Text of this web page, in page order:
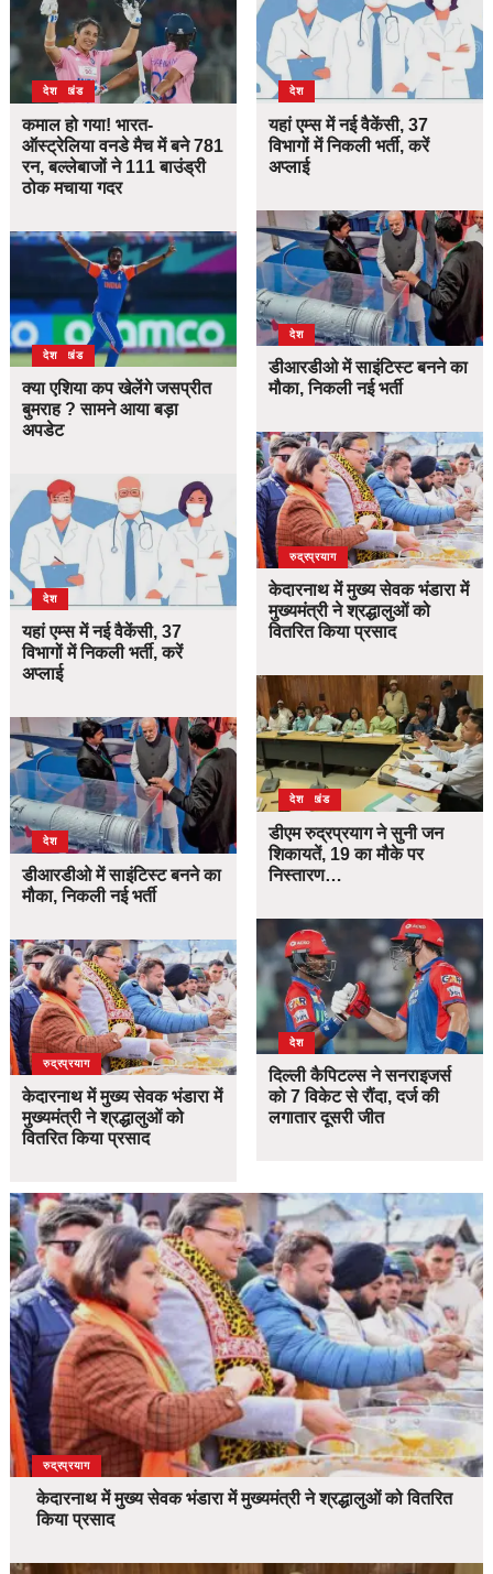
उत्तराखंड
देश
कमाल हो गया! भारत-
ऑस्ट्रेलिया वनडे मैच में बने 781
रन, बल्लेबाजों ने 111 बाउंड्री
ठोक मचाया गदर
उत्तराखंड
देश
क्या एशिया कप खेलेंगे जसप्रीत
बुमराह ? सामने आया बड़ा
अपडेट
देश
यहां एम्स में नई वैकेंसी, 37
विभागों में निकली भर्ती, करें
अप्लाई
देश
डीआरडीओ में साइंटिस्ट बनने का
मौका, निकली नई भर्ती
उत्तराखंड
देश
रुद्रप्रयाग
केदारनाथ में मुख्य सेवक भंडारा में
मुख्यमंत्री ने श्रद्धालुओं को
वितरित किया प्रसाद
देश
यहां एम्स में नई वैकेंसी, 37
विभागों में निकली भर्ती, करें
अप्लाई
देश
डीआरडीओ में साइंटिस्ट बनने का
मौका, निकली नई भर्ती
उत्तराखंड
देश
रुद्रप्रयाग
केदारनाथ में मुख्य सेवक भंडारा में
मुख्यमंत्री ने श्रद्धालुओं को
वितरित किया प्रसाद
उत्तराखंड
देश
डीएम रुद्रप्रयाग ने सुनी जन
शिकायतें, 19 का मौके पर
निस्तारण…
देश
दिल्ली कैपिटल्स ने सनराइजर्स
को 7 विकेट से रौंदा, दर्ज की
लगातार दूसरी जीत
उत्तराखंड
देश
रुद्रप्रयाग
केदारनाथ में मुख्य सेवक भंडारा में मुख्यमंत्री ने श्रद्धालुओं को वितरित
किया प्रसाद